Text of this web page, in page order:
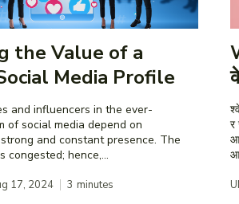
the Value of a
Media Profile
and influencers in the ever-
of social media depend on
and constant presence. The
congested; hence,...
17, 2024 3 minutes
र